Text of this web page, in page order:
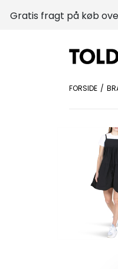
Gratis fragt på køb
FORSIDE